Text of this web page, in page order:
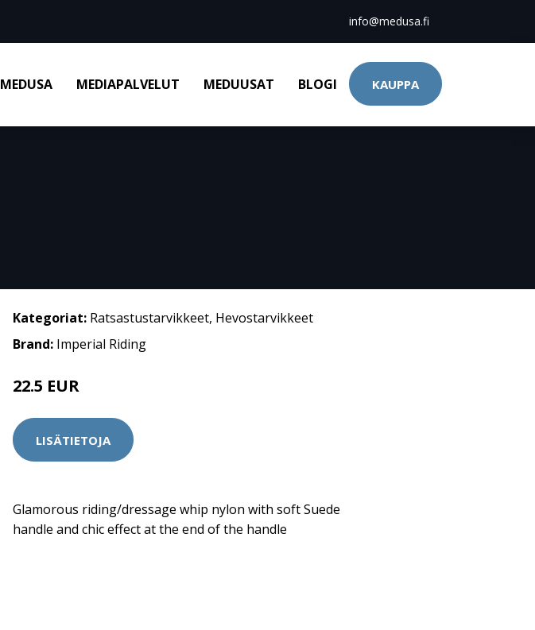
info@medusa.fi
MEDUSA MEDIAPALVELUT MEDUUSAT BLOGI KAUPPA
Kategoriat: Ratsastustarvikkeet, Hevostarvikkeet
Brand: Imperial Riding
22.5 EUR
LISÄTIETOJA
Glamorous riding/dressage whip nylon with soft Suede
handle and chic effect at the end of the handle